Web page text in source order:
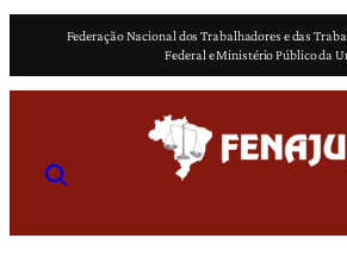
o
Federação Nacional dos Trabalhadores e das
Federal e Ministério Público da